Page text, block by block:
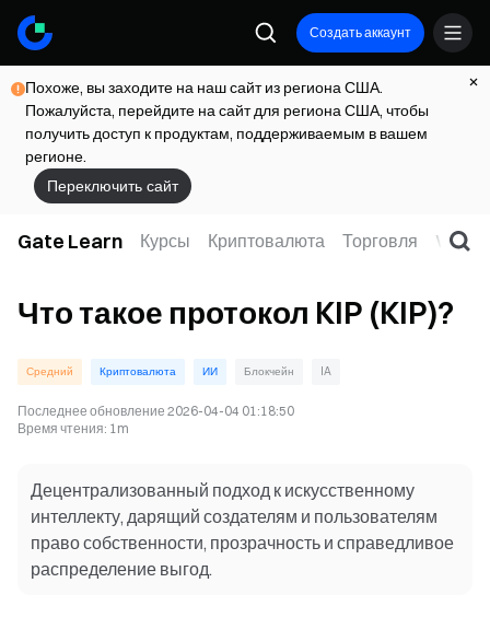
Создать аккаунт
Похоже, вы заходите на наш сайт из региона США.
Пожалуйста, перейдите на сайт для региона США, чтобы
получить доступ к продуктам, поддерживаемым в вашем
регионе.
Переключить сайт
Gate Learn Курсы Криптовалюта Торговля Web3
Что такое протокол KIP (KIP)?
Средний Криптовалюта ИИ Блокчейн IA
Последнее обновление 2026-04-04 01:18:50
Время чтения: 1m
Децентрализованный подход к искусственному
интеллекту, дарящий создателям и пользователям
право собственности, прозрачность и справедливое
распределение выгод.